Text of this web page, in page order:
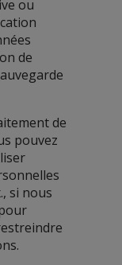
ou
de
de
pouvez
si nous